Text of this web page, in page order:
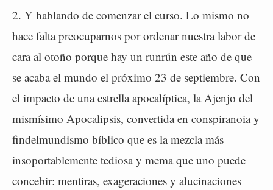
2. Y hablando de comenzar el curso. Lo mismo no
hace falta preocuparnos por ordenar nuestra labor de
cara al otoño porque hay un runrún este año de que
se acaba el mundo el próximo 23 de septiembre. Con
el impacto de una estrella apocalíptica, la Ajenjo del
mismísimo Apocalipsis, convertida en conspiranoia y
findelmundismo bíblico que es la mezcla más
insoportablemente tediosa y mema que uno puede
concebir: mentiras, exageraciones y alucinaciones